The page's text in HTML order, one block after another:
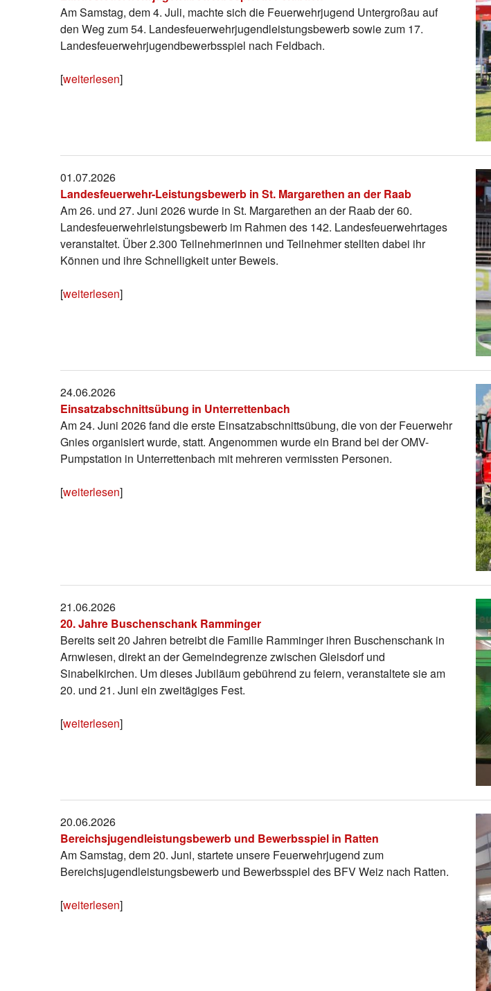
Am Samstag, dem 4. Juli, machte sich die Feuerwehrjugend Untergroßau auf
den Weg zum 54. Landesfeuerwehrjugendleistungsbewerb sowie zum 17.
Landesfeuerwehrjugendbewerbsspiel nach Feldbach.
[weiterlesen]
01.07.2026
Landesfeuerwehr-Leistungsbewerb in St. Margarethen an der Raab
Am 26. und 27. Juni 2026 wurde in St. Margarethen an der Raab der 60.
Landesfeuerwehrleistungsbewerb im Rahmen des 142. Landesfeuerwehrtages
veranstaltet. Über 2.300 Teilnehmerinnen und Teilnehmer stellten dabei ihr
Können und ihre Schnelligkeit unter Beweis.
[weiterlesen]
24.06.2026
Einsatzabschnittsübung in Unterrettenbach
Am 24. Juni 2026 fand die erste Einsatzabschnittsübung, die von der Feuerwehr
Gnies organisiert wurde, statt. Angenommen wurde ein Brand bei der OMV-
Pumpstation in Unterrettenbach mit mehreren vermissten Personen.
[weiterlesen]
21.06.2026
20. Jahre Buschenschank Ramminger
Bereits seit 20 Jahren betreibt die Familie Ramminger ihren Buschenschank in
Arnwiesen, direkt an der Gemeindegrenze zwischen Gleisdorf und
Sinabelkirchen. Um dieses Jubiläum gebührend zu feiern, veranstaltete sie am
20. und 21. Juni ein zweitägiges Fest.
[weiterlesen]
20.06.2026
Bereichsjugendleistungsbewerb und Bewerbsspiel in Ratten
Am Samstag, dem 20. Juni, startete unsere Feuerwehrjugend zum
Bereichsjugendleistungsbewerb und Bewerbsspiel des BFV Weiz nach Ratten.
[weiterlesen]